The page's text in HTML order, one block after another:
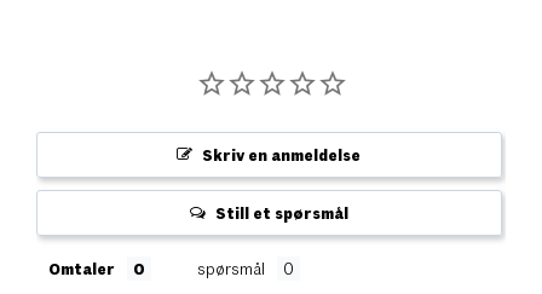
Skriv en anmeldelse
Still et spørsmål
Omtaler spørsmål